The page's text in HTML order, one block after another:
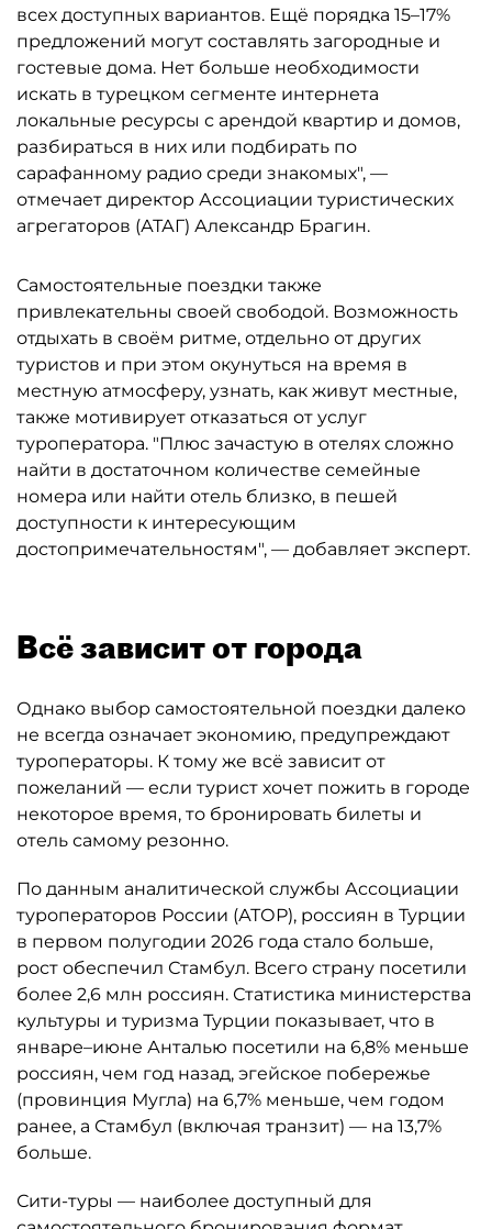
всех доступных вариантов. Ещё порядка 15–17%
предложений могут составлять загородные и
гостевые дома. Нет больше необходимости
искать в турецком сегменте интернета
локальные ресурсы с арендой квартир и домов,
разбираться в них или подбирать по
сарафанному радио среди знакомых", —
отмечает директор Ассоциации туристических
агрегаторов (АТАГ) Александр Брагин.
Самостоятельные поездки также
привлекательны своей свободой. Возможность
отдыхать в своём ритме, отдельно от других
туристов и при этом окунуться на время в
местную атмосферу, узнать, как живут местные,
также мотивирует отказаться от услуг
туроператора. "Плюс зачастую в отелях сложно
найти в достаточном количестве семейные
номера или найти отель близко, в пешей
доступности к интересующим
достопримечательностям", — добавляет эксперт.
Всё зависит от города
Однако выбор самостоятельной поездки далеко
не всегда означает экономию, предупреждают
туроператоры. К тому же всё зависит от
пожеланий — если турист хочет пожить в городе
некоторое время, то бронировать билеты и
отель самому резонно.
По данным аналитической службы Ассоциации
туроператоров России (АТОР), россиян в Турции
в первом полугодии 2026 года стало больше,
рост обеспечил Стамбул. Всего страну посетили
более 2,6 млн россиян. Статистика министерства
культуры и туризма Турции показывает, что в
январе–июне Анталью посетили на 6,8% меньше
россиян, чем год назад, эгейское побережье
(провинция Мугла) на 6,7% меньше, чем годом
ранее, а Стамбул (включая транзит) — на 13,7%
больше.
Сити-туры — наиболее доступный для